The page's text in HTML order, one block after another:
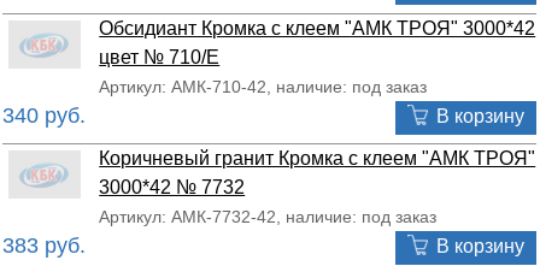
Обсидиант Кромка с клеем "АМК ТРОЯ" 3000*42
цвет № 710/Е
Артикул: АМК-710-42, наличие: под заказ
340 руб. В корзину
Коричневый гранит Кромка с клеем "АМК ТРОЯ"
3000*42 № 7732
Артикул: АМК-7732-42, наличие: под заказ
383 руб. В корзину